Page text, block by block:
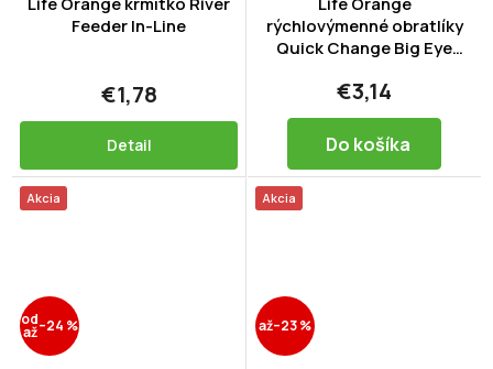
Feeder In-Line
€1,78
Detail
rýchlovýmenné obratlíky
Quick Change Big Eye
€3,14
Do košíka
Akcia
od
až–24 %
Akcia
až–23 %